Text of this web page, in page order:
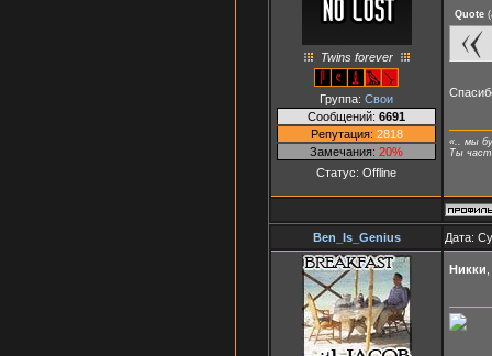
Twins forever
Группа: Свои
Сообщений: 6691
Репутация: 2818
Замечания: 20%
Статус: Offline
Quote (
«.. мы
Ты
Ben_Is_Genius Дата:
Никки